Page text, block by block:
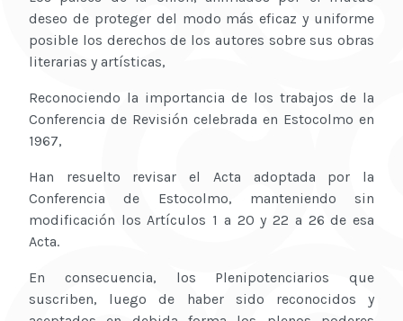
deseo de proteger del modo más eficaz y uniforme
posible los derechos de los autores sobre sus obras
literarias y artísticas,
Reconociendo la importancia de los trabajos de la
Conferencia de Revisión celebrada en Estocolmo en
1967,
Han resuelto revisar el Acta adoptada por la
Conferencia de Estocolmo, manteniendo sin
modificación los Artículos 1 a 20 y 22 a 26 de esa
Acta.
En consecuencia, los Plenipotenciarios que
suscriben, luego de haber sido reconocidos y